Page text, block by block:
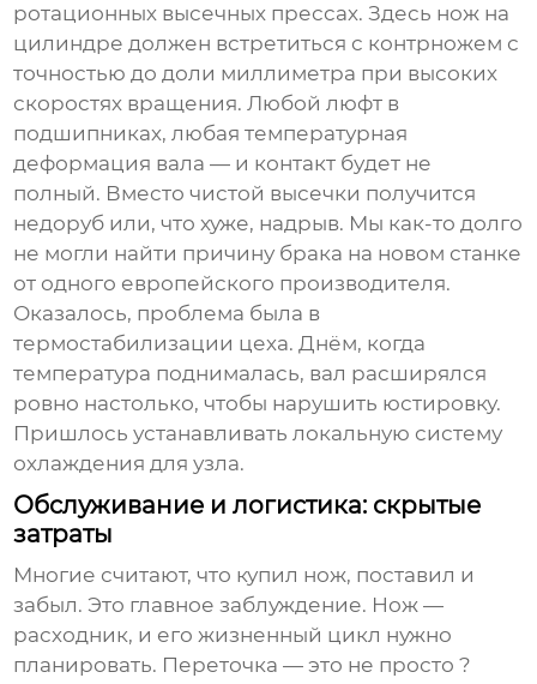
ротационных высечных прессах. Здесь нож на
цилиндре должен встретиться с контрножем с
точностью до доли миллиметра при высоких
скоростях вращения. Любой люфт в
подшипниках, любая температурная
деформация вала — и контакт будет не
полный. Вместо чистой высечки получится
недоруб или, что хуже, надрыв. Мы как-то долго
не могли найти причину брака на новом станке
от одного европейского производителя.
Оказалось, проблема была в
термостабилизации цеха. Днём, когда
температура поднималась, вал расширялся
ровно настолько, чтобы нарушить юстировку.
Пришлось устанавливать локальную систему
охлаждения для узла.
Обслуживание и логистика: скрытые
затраты
Многие считают, что купил нож, поставил и
забыл. Это главное заблуждение. Нож —
расходник, и его жизненный цикл нужно
планировать. Переточка — это не просто ?